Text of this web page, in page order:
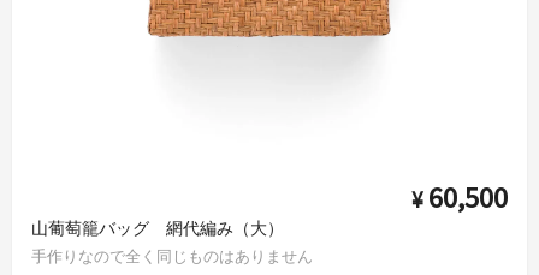
¥ 60,500
山葡萄籠バッグ 網代編み（大）
手作りなので全く同じものはありません